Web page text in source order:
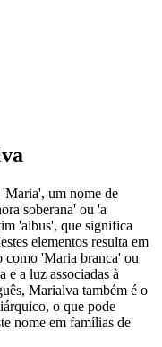
um nome de
soberana' ou 'a
'albus', que significa
elementos resulta em
como 'Maria branca' ou
e a luz associadas à
Marialva também é o
o que pode
nome em famílias de